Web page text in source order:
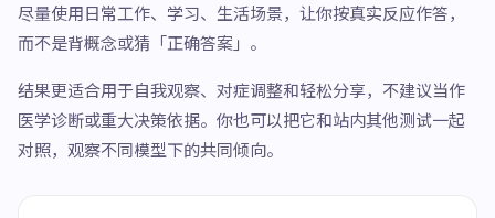
尽量使用日常工作、学习、生活场景，让你按真实反应作答，
而不是背概念或猜「正确答案」。
结果更适合用于自我观察、对症调整和轻松分享，不建议当作
医学诊断或重大决策依据。你也可以把它和站内其他测试一起
对照，观察不同模型下的共同倾向。